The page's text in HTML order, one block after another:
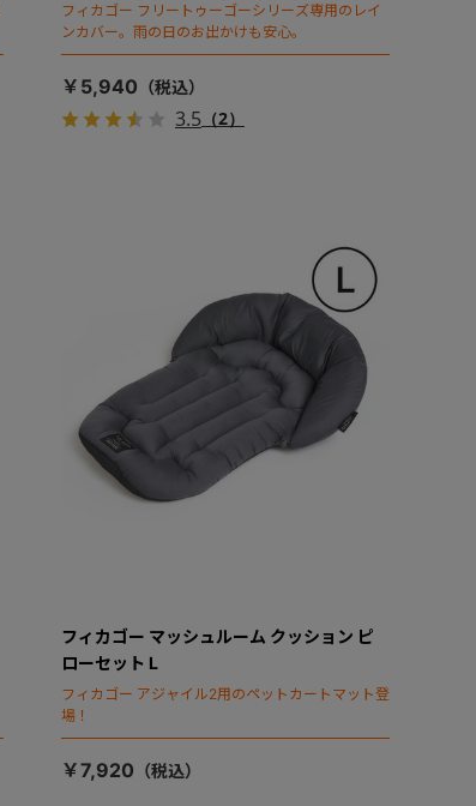
フィカゴー フリートゥーゴーシリーズ専用のレイ
ンカバー。雨の日のお出かけも安心。
￥5,940
3.5 （2）
フィカゴー マッシュルーム クッション ピ
ローセット L
フィカゴー アジャイル2用のペットカートマット登
場！
￥7,920